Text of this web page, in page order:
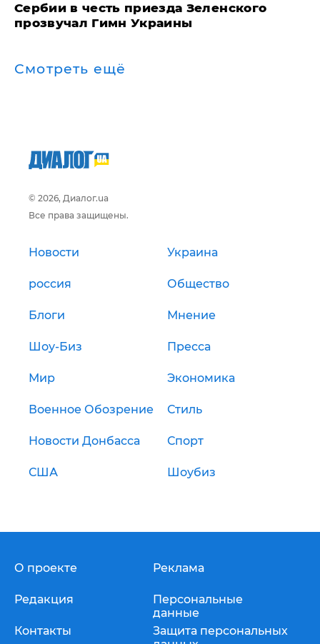
Сербии в честь приезда Зеленского
прозвучал Гимн Украины
Смотреть ещё
© 2026, Диалог.ua
Все права защищены.
Новости Украина
россия Общество
Блоги Мнение
Шоу-Биз Пресса
Мир Экономика
Военное Обозрение Стиль
Новости Донбасса Спорт
США Шоубиз
О проекте
Редакция
Контакты
Реклама
Персональные
данные
Защита персональных